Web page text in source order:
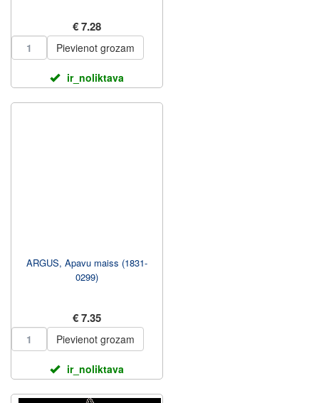
€ 7.28
Pievienot grozam
ir_noliktava
ARGUS, Apavu maiss (1831-
0299)
€ 7.35
Pievienot grozam
ir_noliktava